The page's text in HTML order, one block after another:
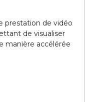
prestation de vidéo
de visualiser
manière accélérée